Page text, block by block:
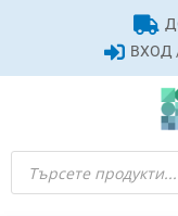
ВХОД